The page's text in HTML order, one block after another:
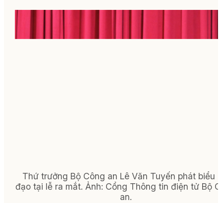
Thứ trưởng Bộ Công an Lê Văn Tuyến phát biểu
đạo tại lễ ra mắt. Ảnh: Cổng Thông tin điện tử Bộ
an.